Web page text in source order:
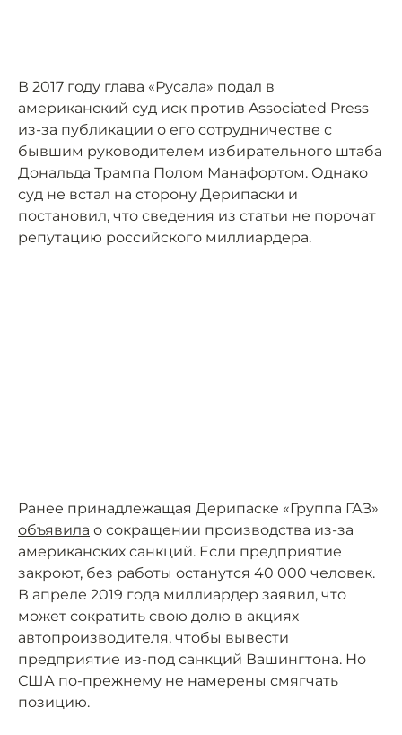
В 2017 году глава «Русала» подал в
американский суд иск против Associated Press
из-за публикации о его сотрудничестве с
бывшим руководителем избирательного штаба
Дональда Трампа Полом Манафортом. Однако
суд не встал на сторону Дерипаски и
постановил, что сведения из статьи не порочат
репутацию российского миллиардера.
Ранее принадлежащая Дерипаске «Группа ГАЗ»
объявила о сокращении производства из-за
американских санкций. Если предприятие
закроют, без работы останутся 40 000 человек.
В апреле 2019 года миллиардер заявил, что
может сократить свою долю в акциях
автопроизводителя, чтобы вывести
предприятие из-под санкций Вашингтона. Но
США по-прежнему не намерены смягчать
позицию.